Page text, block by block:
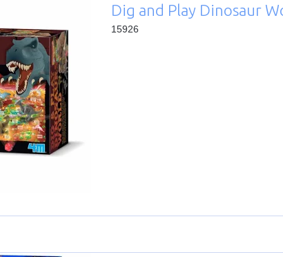
Dig and Play Dinosaur
15926